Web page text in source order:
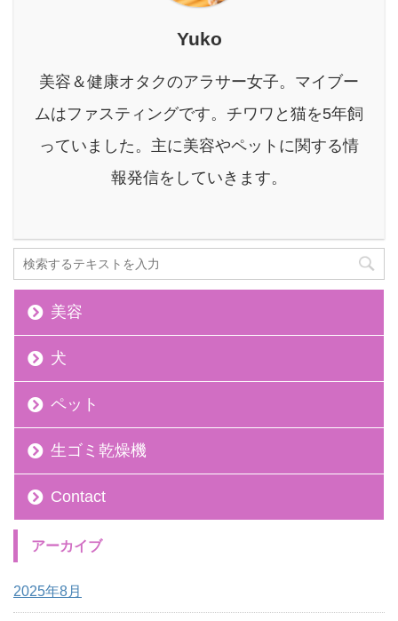
多いかもしれません。 今
回、特にご紹介したいの
にやさしい〟を掲げる酵
ア酵素」です。 本記事の
内容 エッセンシア酵素の
口コミ エッセンシア酵素
Yuko
美容＆健康オタクのアラサー女子。マイブー
ムはファスティングです。チワワと猫を5年飼
っていました。主に美容やペットに関する情
報発信をしていきます。
美容
犬
ペット
生ゴミ乾燥機
Contact
アーカイブ
2025年8月